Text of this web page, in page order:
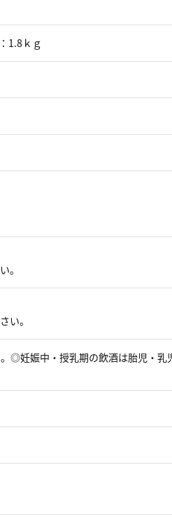
1.8ｋｇ
。
い。
◎妊娠中・授乳期の飲酒は胎児・乳